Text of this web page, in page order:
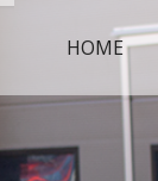
HOME